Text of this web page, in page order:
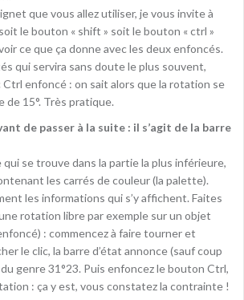
que vous allez utiliser, je vous invite à
le bouton « shift » soit le bouton « ctrl »
ce que ça donne avec les deux enfoncés.
qui servira sans doute le plus souvent,
Ctrl enfoncé : on sait alors que la rotation se
de 15°. Très pratique.
de passer à la suite : il s’agit de la barre
se trouve dans la partie la plus inférieure,
les carrés de couleur (la palette).
les informations qui s’y affichent. Faites
rotation libre par exemple sur un objet
: commencez à faire tourner et
le clic, la barre d’état annonce (sauf coup
genre 31°23. Puis enfoncez le bouton Ctrl,
: ça y est, vous constatez la contrainte !